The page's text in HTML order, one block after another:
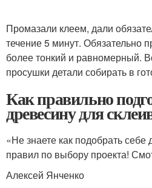
Промазали клеем, дали
течение 5 минут. Обязательно
более тонкий и равномерный.
просушки детали собирать в
Как правильно
древесину для
«Не знаете как подобрать
правил по выбору проекта!
Алексей Янченко